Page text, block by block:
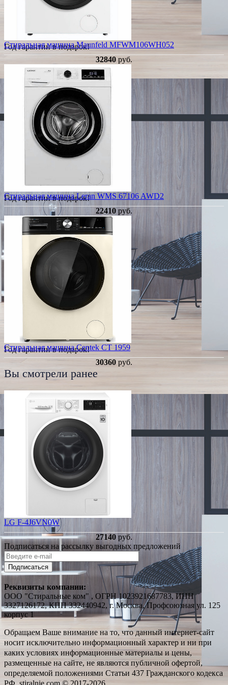
Год гарантии в подарок!
Стиральная машина Maunfeld MFWM106WH052
32840 руб.
Год гарантии в подарок!
Стиральная машина Leran WMS 67106 AWD2
22410 руб.
Год гарантии в подарок!
Стиральная машина Centek CT 1959
30360 руб.
Вы смотрели ранее
LG F-4J6VN0W
27140 руб.
Подписаться на рассылку выгодных предложений
Подписаться
Реквизиты компании:
ООО "Стиральные ком" , ОГРН 1023921687783, ИНН
3327126172, КПП 332440942, г. Москва, Профсоюзная ул. 125
корпус 1
Обращаем Ваше внимание на то, что данный интернет-сайт
носит исключительно информационный характер и ни при
каких условиях информационные материалы и цены,
размещенные на сайте, не являются публичной офертой,
определяемой положениями Статьи 437 Гражданского кодекса
РФ. stiralnie.com © 2017-2026